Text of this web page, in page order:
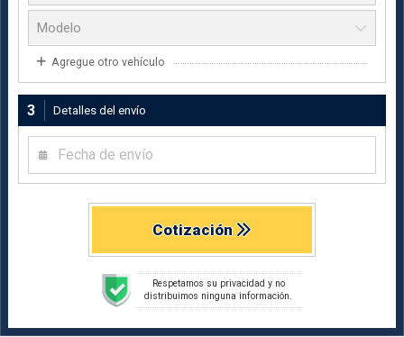
Agregue otro vehículo
3 Detalles del envío
Cotización
Respetamos su privacidad y no
distribuimos ninguna información.